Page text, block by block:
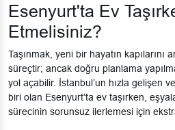
Esenyurt'ta Ev
Etmelisiniz?
Taşınmak, yeni bir hayatın
süreçtir; ancak doğru planlama
yol açabilir. İstanbul’un hızla gelişen
biri olan Esenyurt’ta ev taşırken,
sürecinin sorunsuz ilerlemesi için